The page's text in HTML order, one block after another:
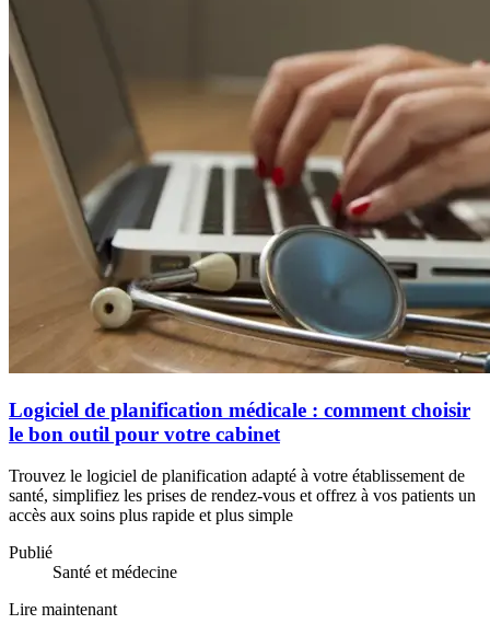
Logiciel de planification médicale : comment choisir
le bon outil pour votre cabinet
Trouvez le logiciel de planification adapté à votre établissement de
santé, simplifiez les prises de rendez-vous et offrez à vos patients un
accès aux soins plus rapide et plus simple
Publié
Santé et médecine
Lire maintenant